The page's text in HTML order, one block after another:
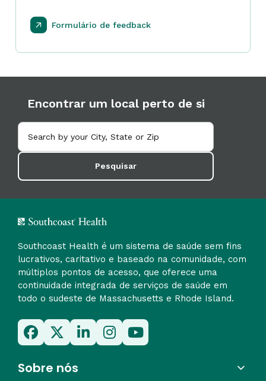
Formulário de feedback
Encontrar um local perto de si
Pesquisar
Southcoast Health é um sistema de saúde sem fins
lucrativos, caritativo e baseado na comunidade, com
múltiplos pontos de acesso, que oferece uma
continuidade integrada de serviços de saúde em
todo o sudeste de Massachusetts e Rhode Island.
Sobre nós